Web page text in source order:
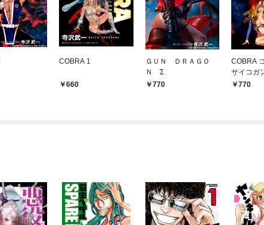
COBRA 1
660
ＧＵＮ ＤＲＡＧＯ
Ｎ Σ
770
COBRA
サイコガ
770